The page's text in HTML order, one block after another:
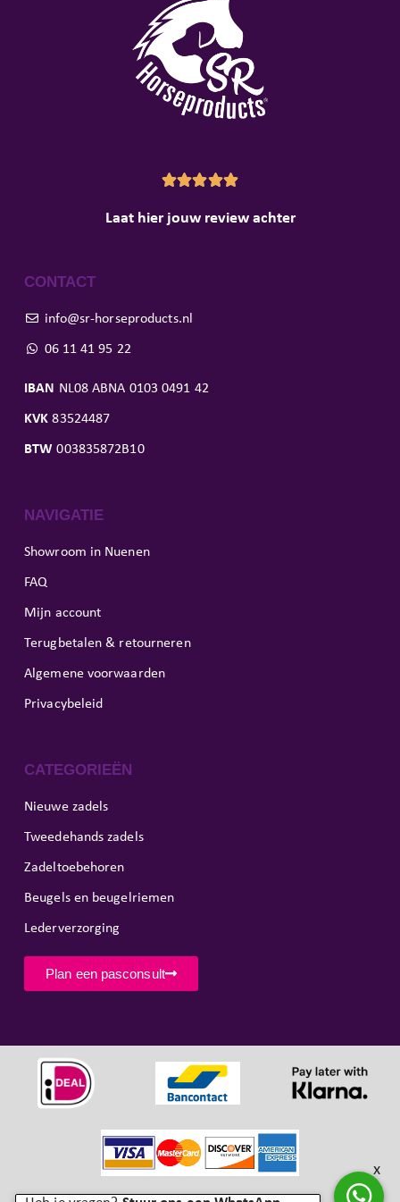
x

Laat hier jouw review achter
CONTACT
info@sr-horseproducts.nl
06 11 41 95 22
IBAN NL08 ABNA 0103 0491 42
KVK 83524487
BTW 003835872B10
NAVIGATIE
Showroom in Nuenen
FAQ
Mijn account
Terugbetalen & retourneren
Algemene voorwaarden
Privacybeleid
CATEGORIEËN
Nieuwe zadels
Tweedehands zadels
Zadeltoebehoren
Beugels en beugelriemen
Lederverzorging
Plan een pasconsult